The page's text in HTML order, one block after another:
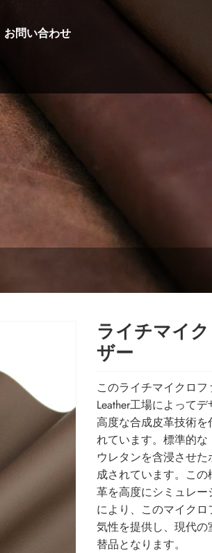
お問い合わせ
ライチマイ
ザー
このライチマイクロ
Leather工場によって
高度な合成皮革技術
れています。標準的な
ウレタンを含浸させ
成されています。こ
革を高度にシミュレ
により、このマイク
気性を提供し、現代
替品となります。